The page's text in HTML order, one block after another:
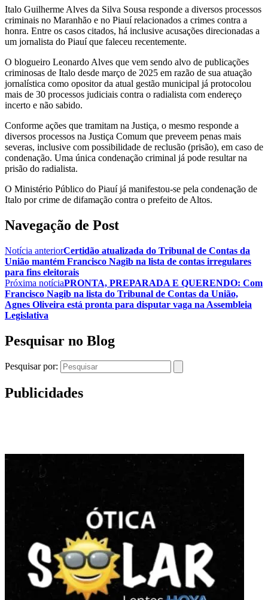
Italo Guilherme Alves da Silva Sousa responde a diversos processos
criminais no Maranhão e no Piauí relacionados a crimes contra a
honra. Entre os casos citados, há inclusive acusações direcionadas a
um jornalista do Piauí que faleceu recentemente.
O blogueiro Leonardo Alves que vem sendo alvo de publicações
criminosas de Italo desde março de 2025 em razão de sua atuação
jornalística como opositor da atual gestão municipal já protocolou
mais de 30 processos judiciais contra o radialista com endereço
incerto e não sabido.
Conforme ações que tramitam na Justiça, o mesmo responde a
diversos processos na Justiça Comum que preveem penas mais
severas, inclusive com possibilidade de reclusão (prisão), em caso de
condenação. Uma única condenação criminal já pode resultar na
prisão do radialista.
O Ministério Público do Piauí já manifestou-se pela condenação de
Italo por crime de difamação contra o prefeito de Altos.
Navegação de Post
Notícia anteriorCertidão atualizada do Tribunal de Contas da
União mantém Francisco Nagib na lista de contas irregulares
para fins eleitorais
Próxima notíciaPRONTA, PREPARADA E QUERENDO: Com
Francisco Nagib na lista do Tribunal de Contas da União,
Agnes Oliveira está pronta para disputar vaga na Assembleia
Legislativa
Pesquisar no Blog
Pesquisar por:
Publicidades